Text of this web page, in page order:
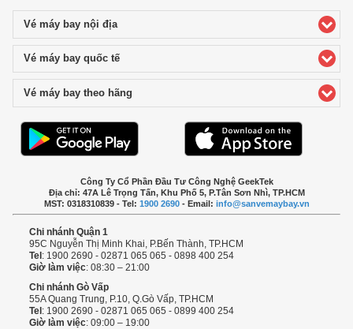
Vé máy bay nội địaclick to expand contents
Vé máy bay quốc tếclick to expand contents
Vé máy bay theo hãng
Công Ty Cổ Phần Đầu Tư Công Nghệ GeekTek
Địa chỉ: 47A Lê Trọng Tấn, Khu Phố 5, P.Tân Sơn Nhì, TP.HCM
MST: 0318310839 - Tel: 1900 2690- Email: info@sanvemaybay.vn
Chi nhánh Quận 1
95C Nguyễn Thị Minh Khai, P.Bến Thành, TP.HCM
Tel : 1900 2690 - 02871 065 065 - 0898 400 254
Giờ làm việc: 08:30 – 21:00
Chi nhánh Gò Vấp
55A Quang Trung, P.10, Q.Gò Vấp, TP.HCM
Tel : 1900 2690 - 02871 065 065 - 0899 400 254
Giờ làm việc: 09:00 – 19:00